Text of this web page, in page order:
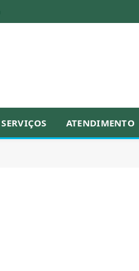
SERVIÇOS ATENDIMENTO